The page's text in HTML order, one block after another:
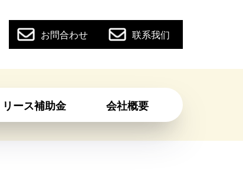
お問合わせ 联系我们
リース補助金 会社概要